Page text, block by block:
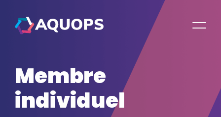
Membre
individuel